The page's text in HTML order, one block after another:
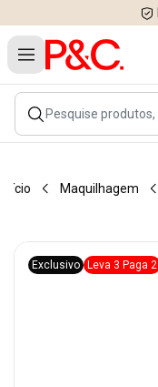
Início Maquilhagem
Exclusivo Leva 3 Paga 2